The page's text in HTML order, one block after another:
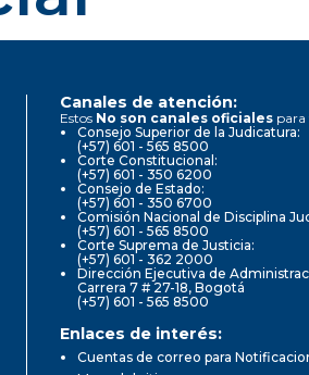
Canales de atención:
Estos No son canales oficiales
Consejo Superior de la Judicatura:
(+57) 601 - 565 8500
Corte Constitucional:
(+57) 601 - 350 6200
Consejo de Estado:
(+57) 601 - 350 6700
Comisión Nacional de Disciplina
(+57) 601 - 565 8500
Corte Suprema de Justicia:
(+57) 601 - 362 2000
Dirección Ejecutiva de
Carrera 7 # 27-18, Bogotá
(+57) 601 - 565 8500
Enlaces de interés:
Cuentas de correo para